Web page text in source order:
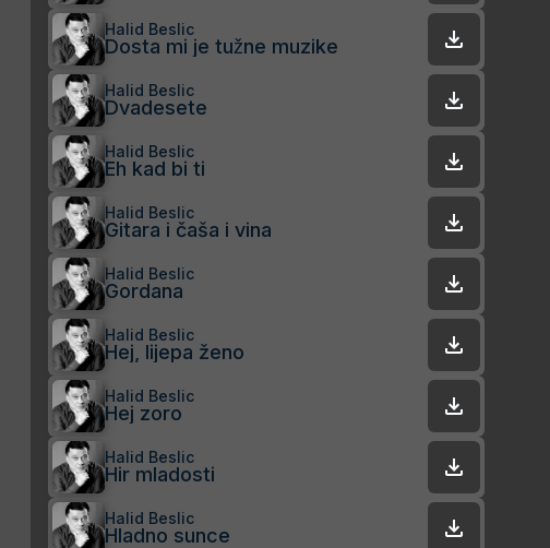
Halid Beslic
Dosta mi je tužne muzike
Halid Beslic
Dvadesete
Halid Beslic
Eh kad bi ti
Halid Beslic
Gitara i čaša i vina
Halid Beslic
Gordana
Halid Beslic
Hej, lijepa ženo
Halid Beslic
Hej zoro
Halid Beslic
Hir mladosti
Halid Beslic
Hladno sunce